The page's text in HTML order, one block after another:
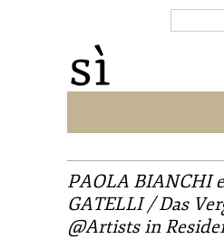
PAOLA BIANCHI
GATELLI / Das
@Artists in